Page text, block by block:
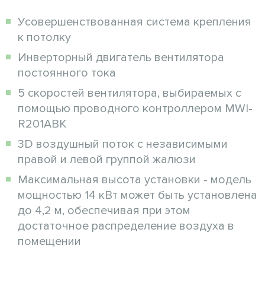
Усовершенствованная система крепления
к потолку
Инверторный двигатель вентилятора
постоянного тока
5 скоростей вентилятора, выбираемых с
помощью проводного контроллером MWI-
R201ABK
3D воздушный поток с независимыми
правой и левой группой жалюзи
Максимальная высота установки - модель
мощностью 14 кВт может быть установлена
до 4,2 м, обеспечивая при этом
достаточное распределение воздуха в
помещении